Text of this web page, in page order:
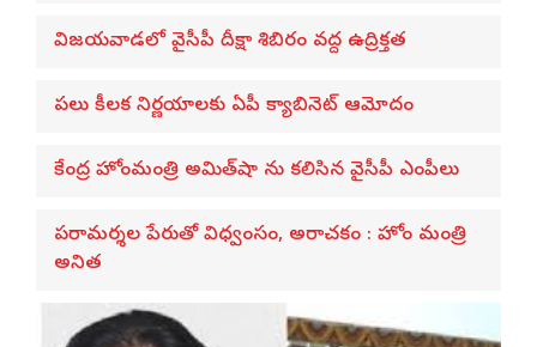
విజయవాడలో వైసీపీ దీక్షా శిబిరం వద్ద ఉద్రిక్తత
పలు కీలక నిర్ణయాలకు ఏపీ క్యాబినెట్ ఆమోదం
కేంద్ర హోంమంత్రి అమిత్‌షా ను కలిసిన వైసీపీ ఎంపీలు
పరామర్శల పేరుతో విధ్వంసం, అరాచకం : హోం మంత్రి
అనిత